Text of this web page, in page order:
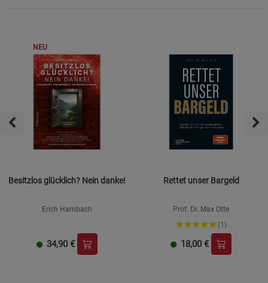
NEU
Besitzlos glücklich? Nein danke!
Erich Hambach
34,90 €
Rettet unser Bargeld
Prof. Dr. Max Otte
(1)
18,00 €